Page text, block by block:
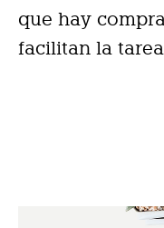
que hay
facilitan la